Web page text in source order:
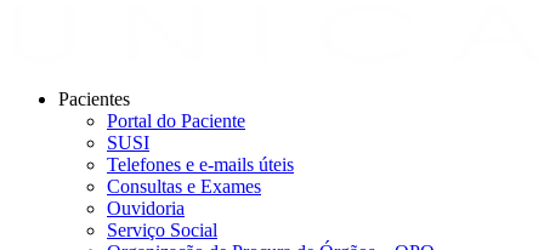
Pacientes
Portal do Paciente
SUSI
Telefones e e-mails úteis
Consultas e Exames
Ouvidoria
Serviço Social